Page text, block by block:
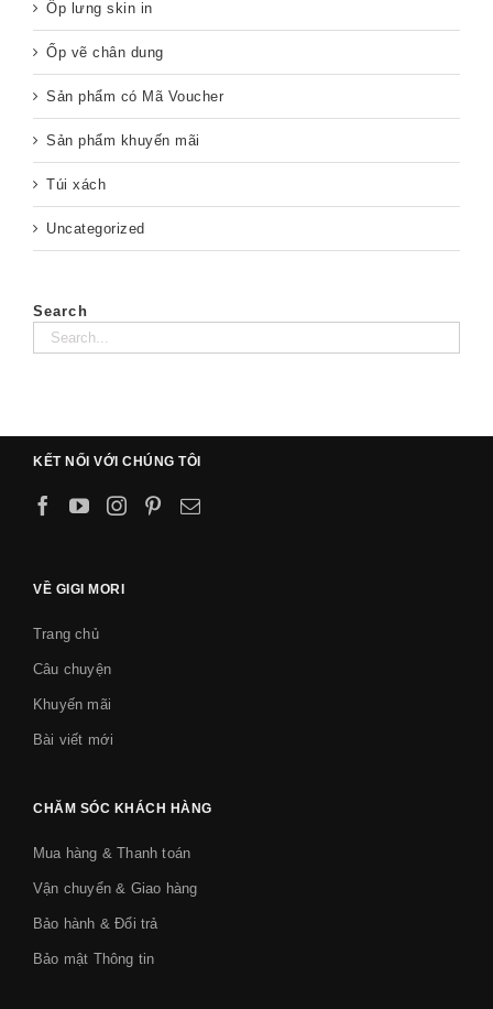
Ốp lưng skin in
Ốp vẽ chân dung
Sản phẩm có Mã Voucher
Sản phẩm khuyến mãi
Túi xách
Uncategorized
Search
KẾT NỐI VỚI CHÚNG TÔI
VỀ GIGI MORI
Trang chủ
Câu chuyện
Khuyến mãi
Bài viết mới
CHĂM SÓC KHÁCH HÀNG
Mua hàng & Thanh toán
Vận chuyển & Giao hàng
Bảo hành & Đổi trả
Bảo mật Thông tin